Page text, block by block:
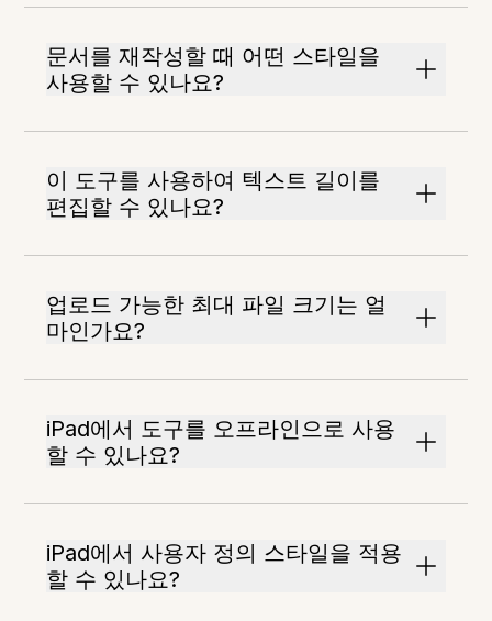
문서를 재작성할 때 어떤 스타일을
사용할 수 있나요?
이 도구를 사용하여 텍스트 길이를
편집할 수 있나요?
업로드 가능한 최대 파일 크기는 얼
마인가요?
iPad에서 도구를 오프라인으로 사용
할 수 있나요?
iPad에서 사용자 정의 스타일을 적용
할 수 있나요?